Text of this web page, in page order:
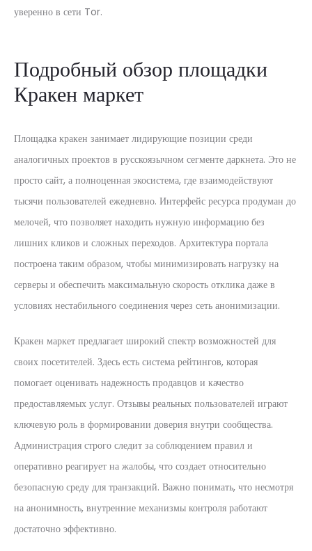
уверенно в сети Tor.
Подробный обзор площадки
Кракен маркет
Площадка кракен занимает лидирующие позиции среди
аналогичных проектов в русскоязычном сегменте даркнета. Это не
просто сайт, а полноценная экосистема, где взаимодействуют
тысячи пользователей ежедневно. Интерфейс ресурса продуман до
мелочей, что позволяет находить нужную информацию без
лишних кликов и сложных переходов. Архитектура портала
построена таким образом, чтобы минимизировать нагрузку на
серверы и обеспечить максимальную скорость отклика даже в
условиях нестабильного соединения через сеть анонимизации.
Кракен маркет предлагает широкий спектр возможностей для
своих посетителей. Здесь есть система рейтингов, которая
помогает оценивать надежность продавцов и качество
предоставляемых услуг. Отзывы реальных пользователей играют
ключевую роль в формировании доверия внутри сообщества.
Администрация строго следит за соблюдением правил и
оперативно реагирует на жалобы, что создает относительно
безопасную среду для транзакций. Важно понимать, что несмотря
на анонимность, внутренние механизмы контроля работают
достаточно эффективно.